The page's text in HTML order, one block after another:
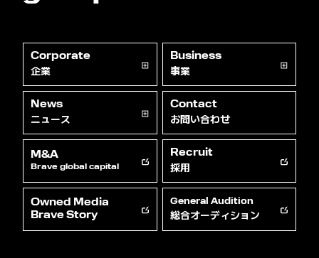
Corporate
企業
Business
事業
News
ニュース
Contact
お問い合わせ
M&A
Brave global capital
Recruit
採用
Owned Media
Brave Story
General Audition
総合オーディション